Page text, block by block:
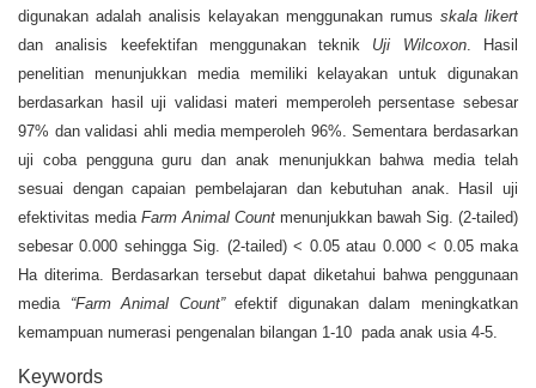
digunakan adalah analisis kelayakan menggunakan rumus skala likert
dan analisis keefektifan menggunakan teknik Uji Wilcoxon. Hasil
penelitian menunjukkan media memiliki kelayakan untuk digunakan
berdasarkan hasil uji validasi materi memperoleh persentase sebesar
97% dan validasi ahli media memperoleh 96%. Sementara berdasarkan
uji coba pengguna guru dan anak menunjukkan bahwa media telah
sesuai dengan capaian pembelajaran dan kebutuhan anak. Hasil uji
efektivitas media Farm Animal Count menunjukkan bawah Sig. (2-tailed)
sebesar 0.000 sehingga Sig. (2-tailed) < 0.05 atau 0.000 < 0.05 maka
Ha diterima. Berdasarkan tersebut dapat diketahui bahwa penggunaan
media “Farm Animal Count”efektif digunakan dalam meningkatkan
kemampuan numerasi pengenalan bilangan 1-10 pada anak usia 4-5.
Keywords